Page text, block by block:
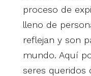
proceso de
lleno de
reflejan y son
mundo. Aquí
seres queridos